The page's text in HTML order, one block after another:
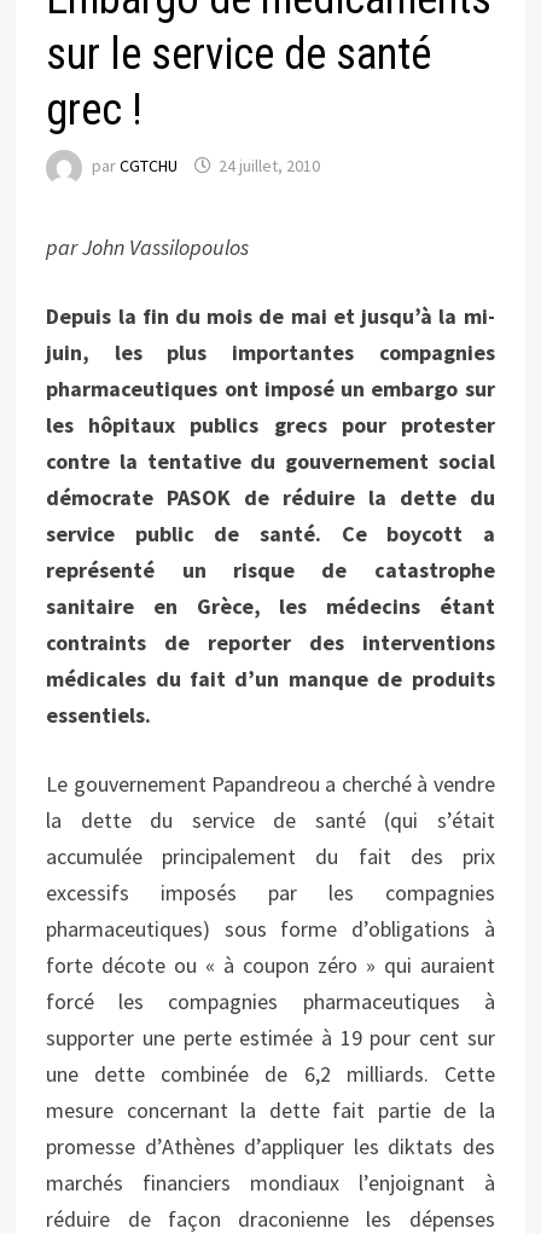
sur le service de santé
grec !
parCGTCHU 24 juillet, 2010
par John Vassilopoulos
Depuis la fin du mois de mai et jusqu’à la mi-
juin, les plus importantes compagnies
pharmaceutiques ont imposé un embargo sur
les hôpitaux publics grecs pour protester
contre la tentative du gouvernement social
démocrate PASOK de réduire la dette du
service public de santé. Ce boycott a
représenté un risque de catastrophe
sanitaire en Grèce, les médecins étant
contraints de reporter des interventions
médicales du fait d’un manque de produits
essentiels.
Le gouvernement Papandreou a cherché à vendre
la dette du service de santé (qui s’était
accumulée principalement du fait des prix
excessifs imposés par les compagnies
pharmaceutiques) sous forme d’obligations à
forte décote ou « à coupon zéro » qui auraient
forcé les compagnies pharmaceutiques à
supporter une perte estimée à 19 pour cent sur
une dette combinée de 6,2 milliards. Cette
mesure concernant la dette fait partie de la
promesse d’Athènes d’appliquer les diktats des
marchés financiers mondiaux l’enjoignant à
réduire de façon draconienne les dépenses